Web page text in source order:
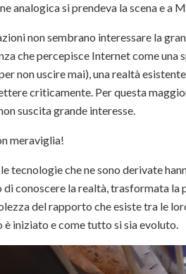
analogica si prendeva la scena e a
non sembrano interessare la
che percepisce Internet come una
non uscire mai), una realtà
criticamente. Per questa
suscita grande interesse.
meraviglia!
tecnologie che ne sono derivate
di conoscere la realtà, trasformata
del rapporto che esiste tra le
è iniziato e come tutto si sia evoluto.